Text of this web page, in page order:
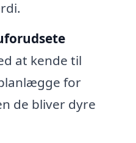
at kende til
for
de bliver dyre